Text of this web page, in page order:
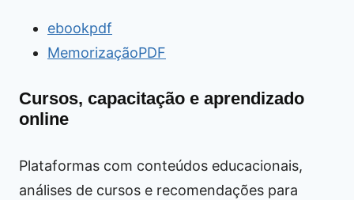
ebookpdf
MemorizaçãoPDF
Cursos, capacitação e aprendizado
online
Plataformas com conteúdos educacionais,
análises de cursos e recomendações para